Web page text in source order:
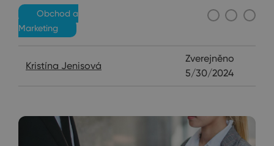
Obchod a
Marketing
Kristína Jenisová
Zverejněno
5/30/2024